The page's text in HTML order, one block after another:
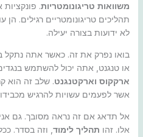
משוואות טריגונומטריות.
תהליכים טריגונומטריים רגילים. הן
לא ידועות בצורה יעילה.
בואו נפרק את זה. כאשר אתה נתקל
או טנגנט, אתה יכול להשתמש
ארקקוס וארקטנגנט. שלב זה הוא
אשר לפעמים עשויות להרגיש
אל תדאג אם זה נראה מסובך. גם
אלו. זהו תהליך לימוד, וזה בסדר.